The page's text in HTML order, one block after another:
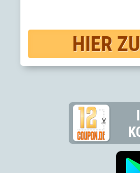
HIER